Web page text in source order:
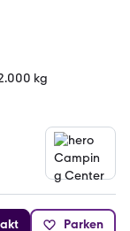
kg
Parken